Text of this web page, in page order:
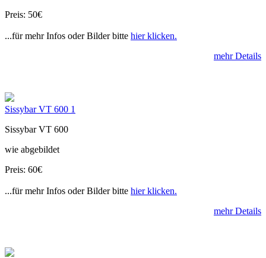
Preis: 50€
...für mehr Infos oder Bilder bitte hier klicken.
mehr Details
Sissybar VT 600 1
Sissybar VT 600
wie abgebildet
Preis: 60€
...für mehr Infos oder Bilder bitte hier klicken.
mehr Details